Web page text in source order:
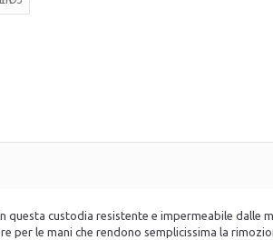
questa custodia resistente e impermeabile
per le mani che rendono semplicissima la